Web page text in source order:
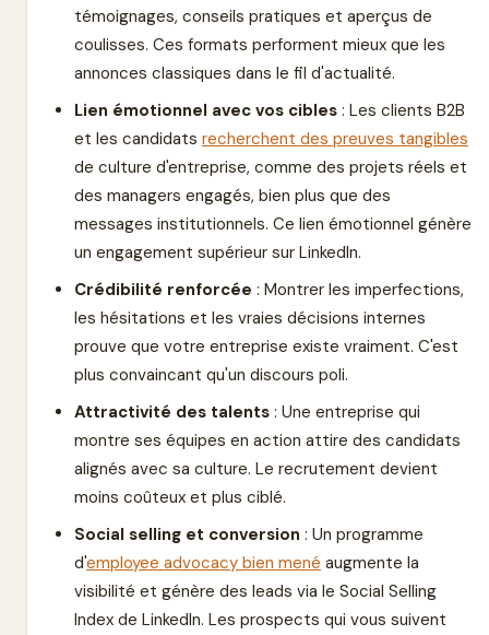
témoignages, conseils pratiques et aperçus de
coulisses. Ces formats performent mieux que les
annonces classiques dans le fil d'actualité.
Lien émotionnel avec vos cibles: Les clients B2B
et les candidats recherchent des preuves tangibles
de culture d'entreprise, comme des projets réels et
des managers engagés, bien plus que des
messages institutionnels. Ce lien émotionnel génère
un engagement supérieur sur LinkedIn.
Crédibilité renforcée : Montrer les imperfections,
les hésitations et les vraies décisions internes
prouve que votre entreprise existe vraiment. C'est
plus convaincant qu'un discours poli.
Attractivité des talents: Une entreprise qui
montre ses équipes en action attire des candidats
alignés avec sa culture. Le recrutement devient
moins coûteux et plus ciblé.
Social selling et conversion : Un programme
d'employee advocacy bien mené augmente la
visibilité et génère des leads via le Social Selling
Index de LinkedIn. Les prospects qui vous suivent